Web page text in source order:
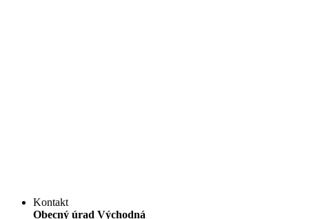
Kontakt
Obecný úrad Východná